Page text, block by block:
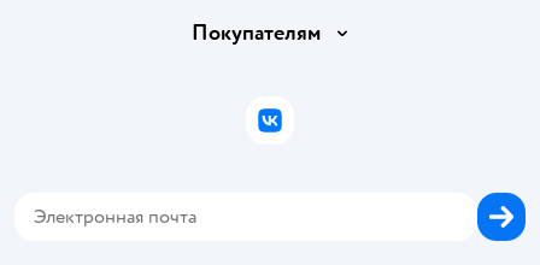
Правила продажи
Политика использования файлов cookie
Вакансии
Покупателям
Бонусные карты
ВКонтакте